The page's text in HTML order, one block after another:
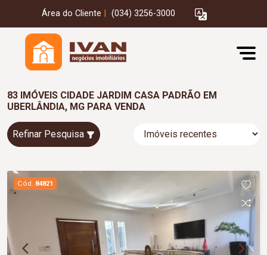
Área do Cliente (034) 3256-3000
83 IMÓVEIS CIDADE JARDIM CASA PADRÃO EM
UBERLÂNDIA, MG PARA VENDA
Refinar Pesquisa
Cód. 84821